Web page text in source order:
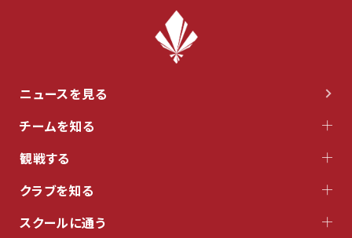
ニュースを見る
チームを知る
観戦する
クラブを知る
スクールに通う